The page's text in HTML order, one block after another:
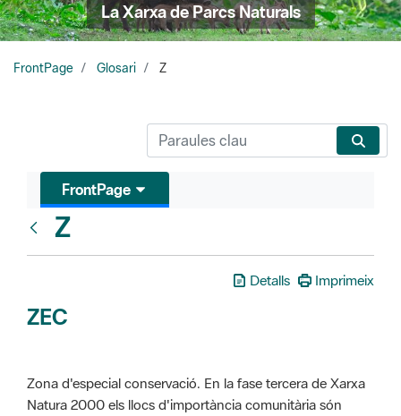
La Xarxa de Parcs Naturals
FrontPage Glosari Z
FrontPage
Z
Detalls Imprimeix
ZEC
Zona d'especial conservació. En la fase tercera de Xarxa
Natura 2000 els llocs d'importància comunitària són